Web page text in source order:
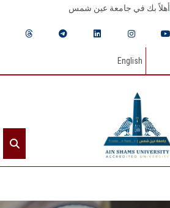
أهلاً بك في جامعة عين شمس
English